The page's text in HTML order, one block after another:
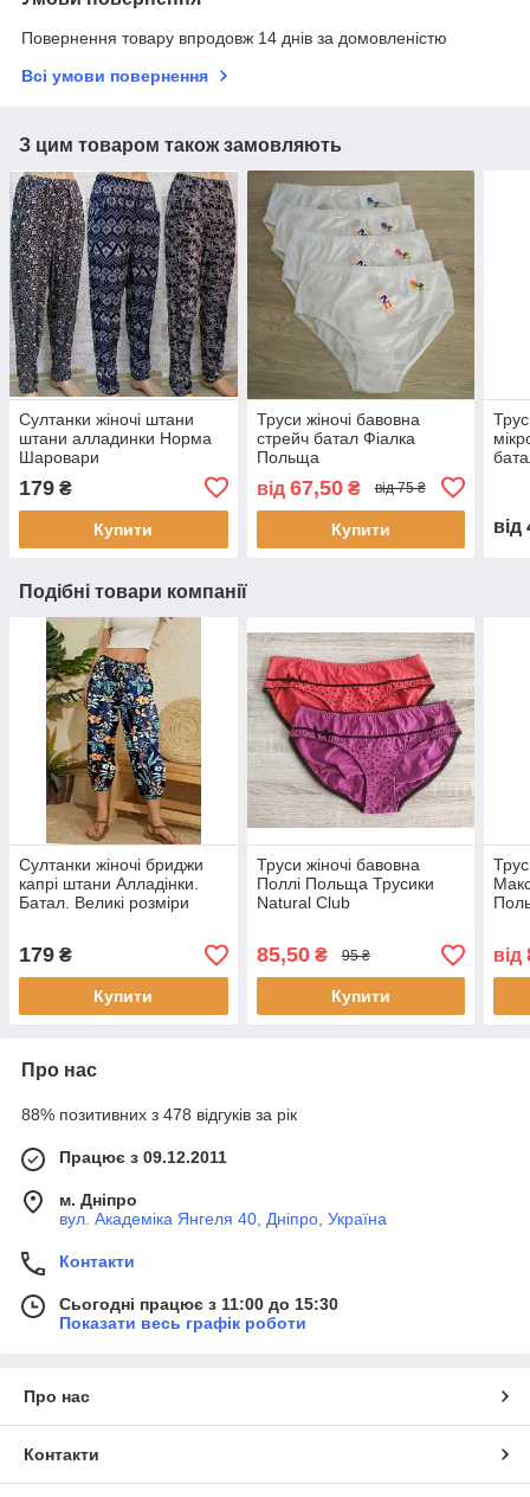
Повернення товару впродовж 14 днів за домовленістю
Всі умови повернення
З цим товаром також замовляють
Султанки жіночі штани
штани алладинки Норма
Шаровари
179 ₴
Купити
Труси жіночі бавовна
стрейч батал Фіалка
Польща
від 67,50₴ від 75 ₴
Купити від
Подібні товари компанії
Султанки жіночі бриджи
капрі штани Алладінки.
Батал. Великі розміри
179 ₴
Купити
Труси жіночі бавовна
Поллі Польща Трусики
Natural Club
85,50₴ 95 ₴
Купити
від
Про нас
88% позитивних з 478 відгуків за рік
Працює з 09.12.2011
м. Дніпро
вул. Академіка Янгеля 40, Дніпро, Україна
Контакти
Сьогодні працює з 11:00 до 15:30
Показати весь графік роботи
Про нас
Контакти